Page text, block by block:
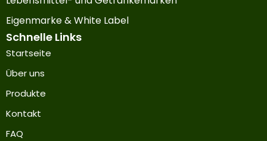
Eigenmarke & White Label
Schnelle Links
Startseite
Über uns
Produkte
Kontakt
FAQ